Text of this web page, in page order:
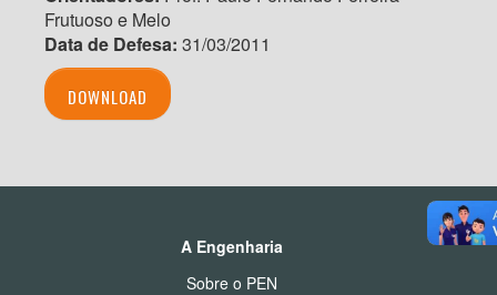
Frutuoso e Melo
Data de Defesa: 31/03/2011
DOWNLOAD
A Engenharia
Sobre o PEN